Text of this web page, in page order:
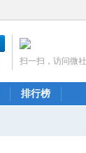
扫一扫，访问微
排行榜